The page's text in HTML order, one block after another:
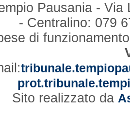
Pausania -
- Centralino: 079
di
Sito realizzato da